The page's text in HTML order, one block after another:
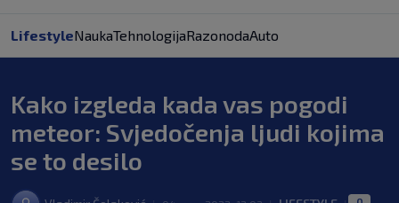
LifestyleNaukaTehnologijaRazonodaAuto
Kako izgleda kada vas pogodi
meteor: Svjedočenja ljudi kojima
se to desilo